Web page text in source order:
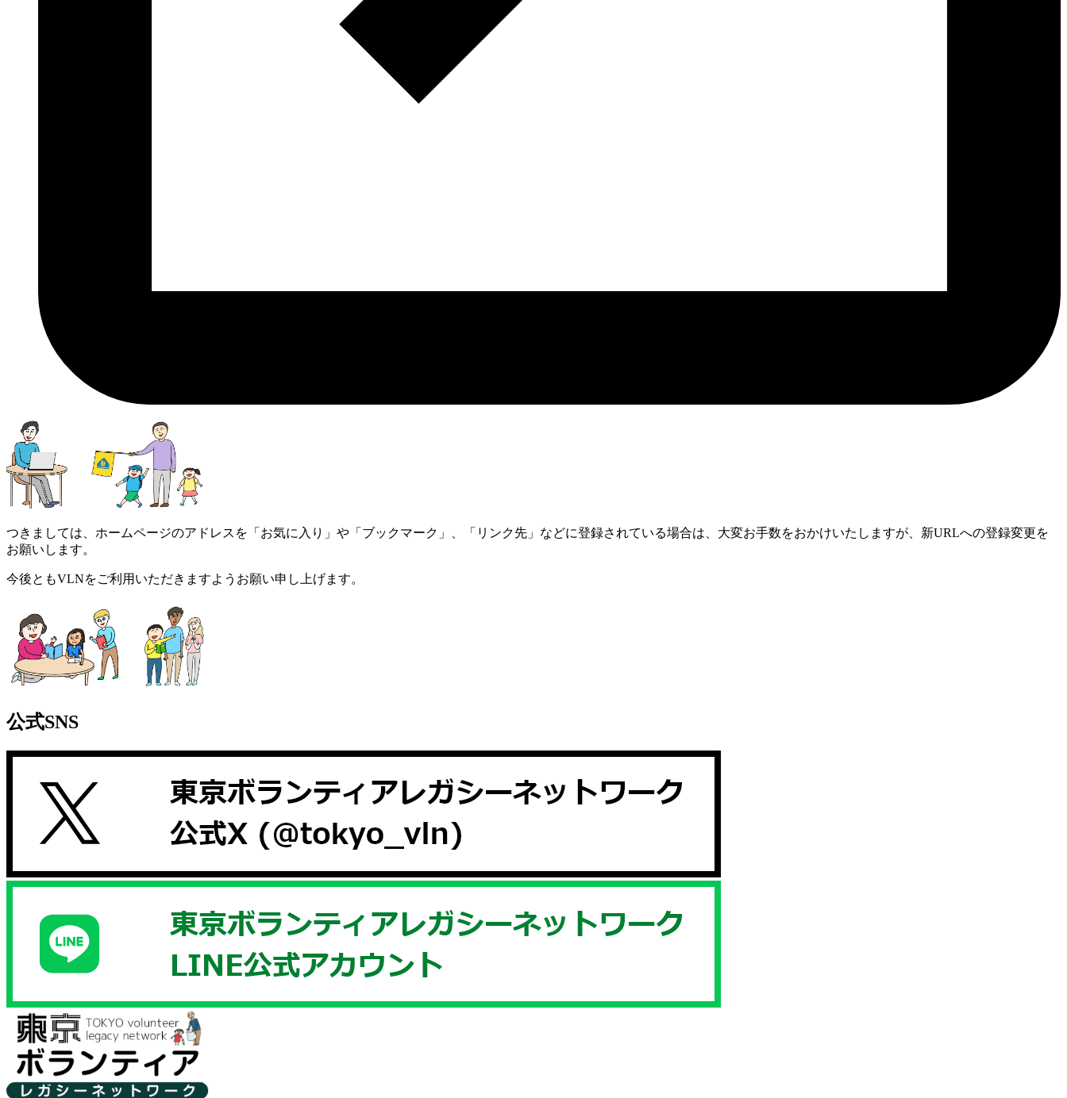
つきましては、ホームページのアドレスを「お気に入り」や「ブックマーク」、「リンク先」などに登録されている場合は、大変お手数をおかけいたしますが、新URLへの登録変更を
お願いします。
今後ともVLNをご利用いただきますようお願い申し上げます。
公式SNS